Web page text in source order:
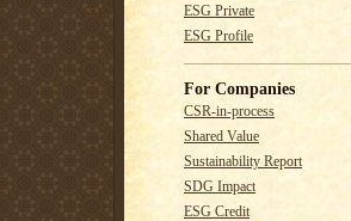
ESG Private
ESG Profile
For Companies
CSR-in-process
Shared Value
Sustainability Report
SDG Impact
ESG Credit